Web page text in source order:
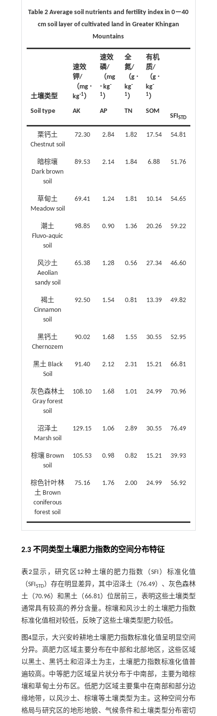
Table 2 Average soil nutrients and fertility index in 0－40
cm soil layer of cultivated land in Greater Khingan
Mountains
土壤类型
Soil type
速效
钾/
（mg ⋅
kg-1）
AK
速效
磷/
（mg
⋅ kg-
1）
AP
全
氮/
（g ⋅
kg-
1）
TN
有机
质/
（g ⋅
kg-
1）
SOM
SFISTD
栗钙土
Chestnut soil
72.30 2.84 1.82 17.54 54.81
暗棕壤
Dark brown
soil
89.53 2.14 1.84 6.88 51.76
草甸土
Meadow soil
69.41 1.24 1.81 10.14 54.65
潮土
Fluvo‑aquic
soil
98.85 0.90 1.36 20.26 59.22
风沙土
Aeolian
sandy soil
65.38 1.28 0.56 27.34 46.60
褐土
Cinnamon
soil
92.50 1.54 0.81 13.39 49.82
黑钙土
Chernozem
90.02 1.68 1.55 30.55 52.95
黑土 Black
Soil
91.40 2.12 2.31 15.21 66.81
灰色森林土
Gray forest
soil
108.10 1.68 1.01 24.99 70.96
沼泽土
Marsh soil
129.15 1.06 2.89 30.55 76.49
棕壤 Brown
soil
105.53 0.98 0.82 15.21 39.93
棕色针叶林
土 Brown
coniferous
forest soil
75.16 1.76 2.00 24.99 56.92
2.3 不同类型土壤肥力指数的空间分布特征
表2显示，研究区12种土壤的肥力指数（SFI）标准化值
（SFISTD）存在明显差异，其中沼泽土（76.49）、灰色森林
土（70.96）和黑土（66.81）位居前三，表明这些土壤类型
通常具有较高的养分含量。棕壤和风沙土的土壤肥力指数
标准化值相对较低，反映了这些土壤类型肥力较低。
图4显示，大兴安岭耕地土壤肥力指数标准化值呈明显空间
分异。高肥力区域主要分布在中部和北部地区，这些区域
以黑土、黑钙土和沼泽土为主，土壤肥力指数标准化值普
遍较高。中等肥力区域呈片状分布于中南部，主要为暗棕
壤和草甸土分布区。低肥力区域主要集中在南部和部分边
缘地带，以风沙土、棕壤等土壤类型为主。这种空间分布
格局与研究区的地形地貌、气候条件和土壤类型分布密切